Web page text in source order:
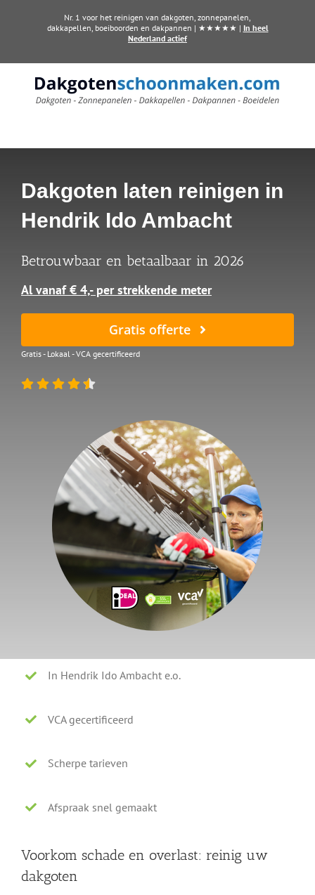
Nr. 1 voor het reinigen van dakgoten, zonnepanelen,
dakkapellen, boeiboorden en dakpannen | ★★★★★ | In heel
Nederland actief
Dakgoten laten reinigen in
Hendrik Ido Ambacht
Betrouwbaar en betaalbaar in 2026
Al vanaf € 4,- per strekkende meter
Gratis offerte
Gratis - Lokaal - VCA gecertificeerd
In Hendrik Ido Ambacht e.o.
VCA gecertificeerd
Scherpe tarieven
Afspraak snel gemaakt
Voorkom schade en overlast: reinig uw
dakgoten